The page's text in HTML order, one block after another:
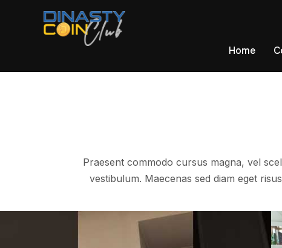
Home
Praesent commodo cursus magna, vel
vestibulum. Maecenas sed diam eget